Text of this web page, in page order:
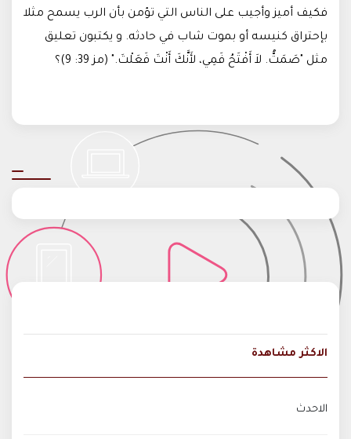
فكيف أميز وأجيب على الناس التي تؤمن بأن الرب يسمح مثلا
بإحتراق كنيسه أو بموت شاب في حادثه. و يكتبون تعليق
مثل "صَمَتُّ. لاَ أَفْتَحُ فَمِي، لأَنَّكَ أَنْتَ فَعَلْتَ." (مز 39: 9)؟
الاكثر مشاهدة
الاحدث